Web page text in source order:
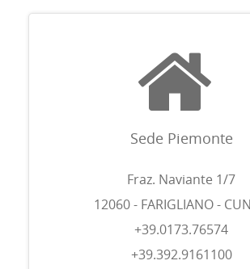
Sede Piemonte
Fraz. Naviante 1/7
12060 - FARIGLIANO -
+39.0173.76574
+39.392.9161100